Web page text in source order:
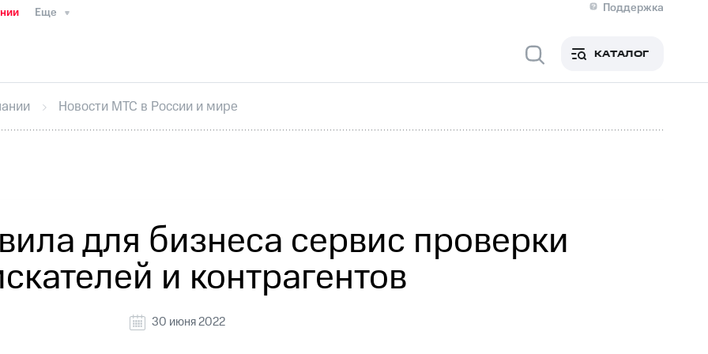
Еще
Поддержка
Медиа-центр
ИнтервьюФинансовая отчетностьКонтактыНовости в регионе
секретарьРаскрытие информации
кабинет акционераАкционерный капиталКонтроль и аудитРынок акций
КАТАЛОГ
Новости МТС в России и мире
для бизнеса сервис проверки
и контрагентов
30 июня 2022